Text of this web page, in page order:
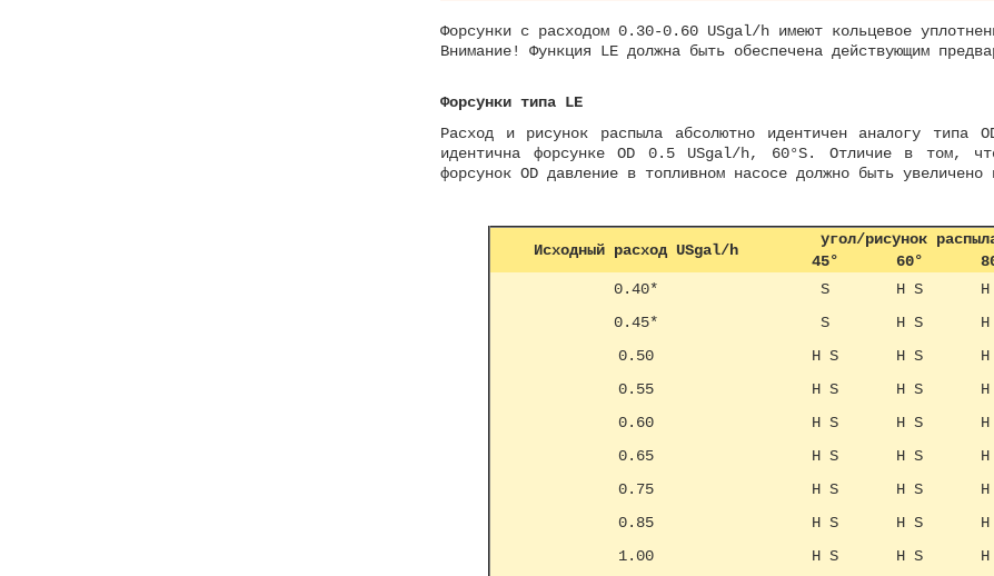
Форсунки с расходом 0.30-0.60 USgal/h имеют кольцевое
Внимание! Функция LE должна быть обеспечена действующим
Форсунки типа LE
Расход и рисунок распыла абсолютно идентичен аналогу
идентична форсунке OD 0.5 USgal/h, 60°S. Отличие в том,
форсунок OD давление в топливном насосе должно быть
Исходный расход USgal/h
угол/рисунок
45° 60°
0.40*
S H S
0.45*
S H S
0.50
Н S H S
0.55
Н S H S
0.60
H S H S
0.65
H S H S
0.75
H S H S
0.85
H S H S
1.00
H S H S